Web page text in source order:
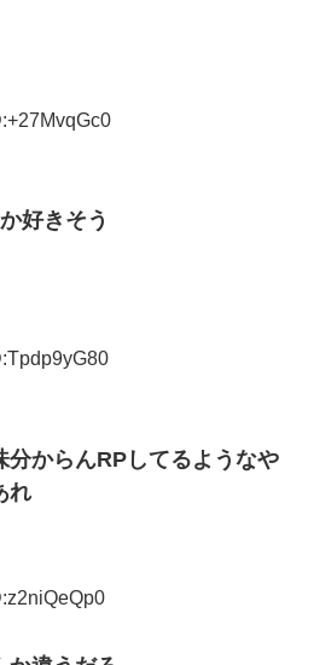
好きそう
分からんRPしてるようなや
れ